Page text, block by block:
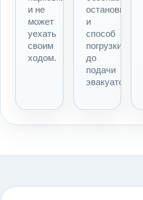
и не
может
уехать
своим
ходом.
остановки
и
способ
погрузки
до
подачи
эвакуатора.